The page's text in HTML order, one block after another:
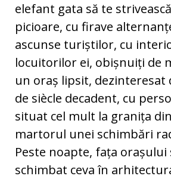
elefant gata să te
picioare, cu firave
ascunse turiștilor, cu
locuitorilor ei, obișnuiți de
un oraș lipsit,
de siècle decadent, cu
situat cel mult la granița
martorul unei schimbări
Peste noapte, fața
schimbat ceva în